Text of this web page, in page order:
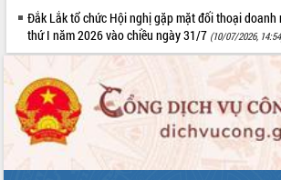
Đắk Lắk tổ chức Hội nghị gặp mặt đối thoại doanh
thứ I năm 2026 vào chiều ngày 31/7 (10/07/2026,